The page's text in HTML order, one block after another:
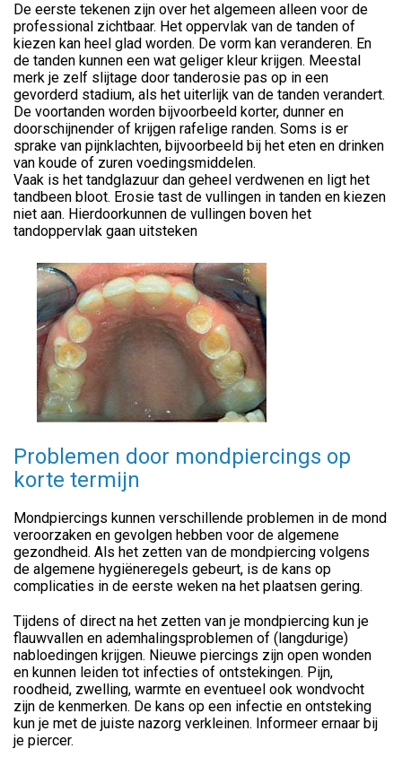
De eerste tekenen zijn over het algemeen alleen voor de
professional zichtbaar. Het oppervlak van de tanden of
kiezen kan heel glad worden. De vorm kan veranderen. En
de tanden kunnen een wat geliger kleur krijgen. Meestal
merk je zelf slijtage door tanderosie pas op in een
gevorderd stadium, als het uiterlijk van de tanden verandert.
De voortanden worden bijvoorbeeld korter, dunner en
doorschijnender of krijgen rafelige randen. Soms is er
sprake van pijnklachten, bijvoorbeeld bij het eten en drinken
van koude of zuren voedingsmiddelen.
Vaak is het tandglazuur dan geheel verdwenen en ligt het
tandbeen bloot. Erosie tast de vullingen in tanden en kiezen
niet aan. Hierdoorkunnen de vullingen boven het
tandoppervlak gaan uitsteken
Problemen door mondpiercings op
korte termijn
Mondpiercings kunnen verschillende problemen in de mond
veroorzaken en gevolgen hebben voor de algemene
gezondheid. Als het zetten van de mondpiercing volgens
de algemene hygiëneregels gebeurt, is de kans op
complicaties in de eerste weken na het plaatsen gering.
Tijdens of direct na het zetten van je mondpiercing kun je
flauwvallen en ademhalingsproblemen of (langdurige)
nabloedingen krijgen. Nieuwe piercings zijn open wonden
en kunnen leiden tot infecties of ontstekingen. Pijn,
roodheid, zwelling, warmte en eventueel ook wondvocht
zijn de kenmerken. De kans op een infectie en ontsteking
kun je met de juiste nazorg verkleinen. Informeer ernaar bij
je piercer.